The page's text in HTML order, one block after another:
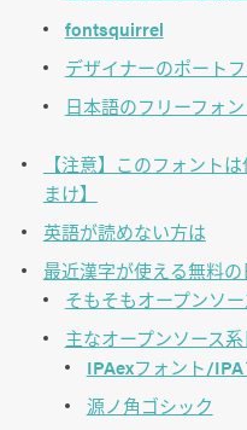
fontsquirrel
デザイナーのポート
日本語のフリーフォ
【注意】このフォント
まけ】
英語が読めない方は
最近漢字が使える無料
そもそもオープンソ
主なオープンソース
IPAexフォント/
源ノ角ゴシック